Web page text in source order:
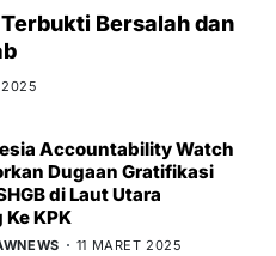
Bersalah dan
2025
Accountability Watch
Dugaan Gratifikasi
di Laut Utara
KPK
11 MARET 2025